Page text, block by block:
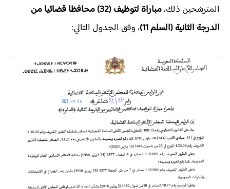
المترشحين ذلك،
مباراة لتوظيف (32) محافظا قضائيا من
الدرجة الثانية (السلم 11)
، وفق الجدول التالي: